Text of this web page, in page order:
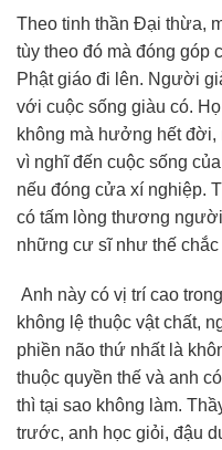
Theo tinh thần Đại thừa,
tùy theo đó mà đóng góp
Phật giáo đi lên. Người
với cuộc sống giàu có.
không mà hưởng hết
vì nghĩ đến cuộc sống
nếu đóng cửa xí nghiệp.
có tấm lòng thương
những cư sĩ như thế chắc
Anh này có vị trí cao
không lệ thuộc vật chất,
phiền não thứ nhất là
thuộc quyền thế và anh
thì tại sao không làm.
trước, anh học giỏi, đậu